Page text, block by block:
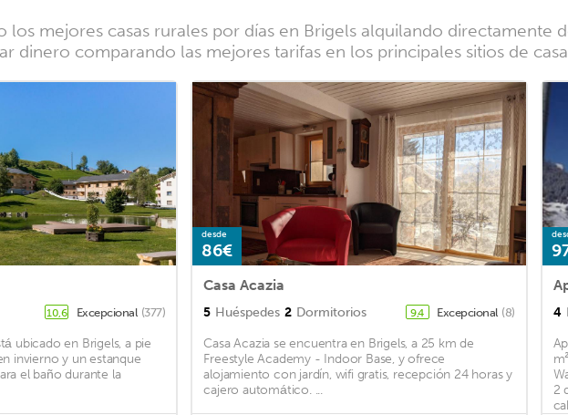
los mejores casas rurales por días en Brigels alquilando directamente
dinero comparando las mejores tarifas en los principales sitios de
10,6 Excepcional (377)
ubicado en Brigels, a pie
invierno y un estanque
el baño durante la
desde
86€
Casa Acazia
5 Huéspedes 2 Dormitorios 9,4 Excepcional (8)
Casa Acazia se encuentra en Brigels, a 25 km de
Freestyle Academy - Indoor Base, y ofrece
alojamiento con jardín, wifi gratis, recepción 24 horas y
cajero automático. ...
4
2